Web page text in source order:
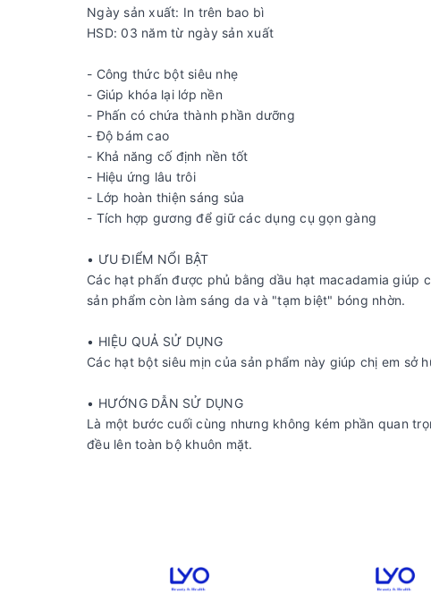
Ngày sản xuất: In trên bao bì
HSD: 03 năm từ ngày sản xuất
- Công thức bột siêu nhẹ
- Giúp khóa lại lớp nền
- Phấn có chứa thành phần dưỡng
- Độ bám cao
- Khả năng cố định nền tốt
- Hiệu ứng lâu trôi
- Lớp hoàn thiện sáng sủa
- Tích hợp gương để giữ các dụng cụ gọn gàng
• ƯU ĐIỂM NỔI BẬT
Các hạt phấn được phủ bằng dầu hạt macadamia
sản phẩm còn làm sáng da và "tạm biệt" bóng nhờn.
• HIỆU QUẢ SỬ DỤNG
Các hạt bột siêu mịn của sản phẩm này giúp chị em sở
• HƯỚNG DẪN SỬ DỤNG
Là một bước cuối cùng nhưng không kém phần quan
đều lên toàn bộ khuôn mặt.